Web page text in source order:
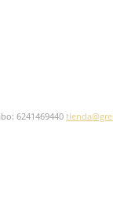
6241469440